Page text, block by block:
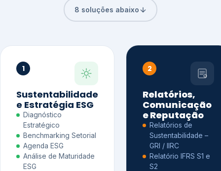
8 soluções abaixo
1
Sustentabilidade
e Estratégia ESG
Diagnóstico
Estratégico
Benchmarking Setorial
Agenda ESG
Análise de Maturidade
ESG
2
Relatórios,
Comunicação
e Reputação
Relatórios de
Sustentabilidade –
GRI / IIRC
Relatório IFRS S1 e
S2